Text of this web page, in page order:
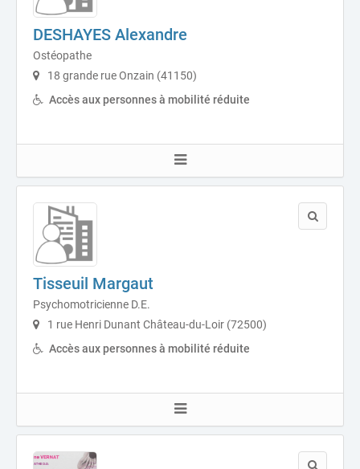
DESHAYES Alexandre
Ostéopathe
18 grande rue Onzain (41150)
Accès aux personnes à mobilité réduite
Tisseuil Margaut
Psychomotricienne D.E.
1 rue Henri Dunant Château-du-Loir (72500)
Accès aux personnes à mobilité réduite